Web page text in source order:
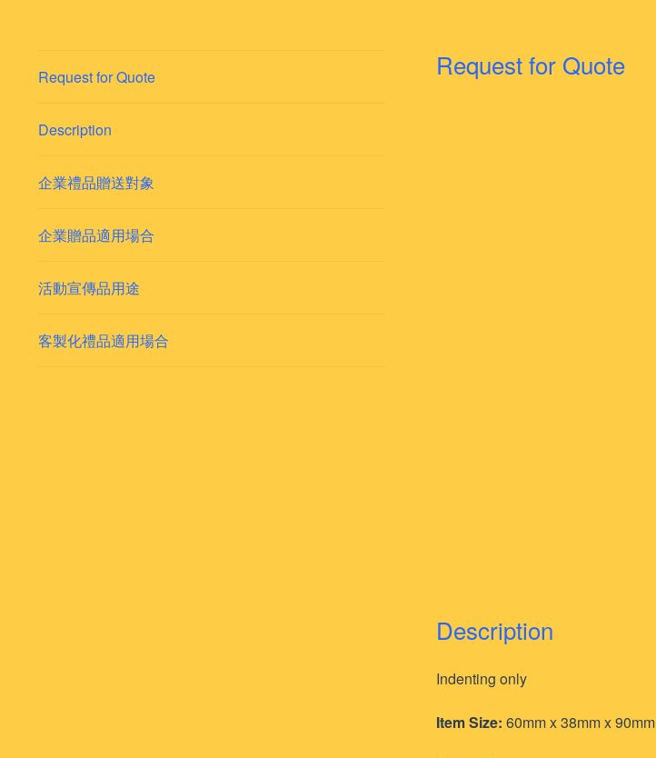
Request for Quote
Description
企業禮品贈送對象
企業贈品適用場合
活動宣傳品用途
客製化禮品適用場合
Request for Quote
Description
Indenting only
Item Size: 60mm x 38mm x 90mm